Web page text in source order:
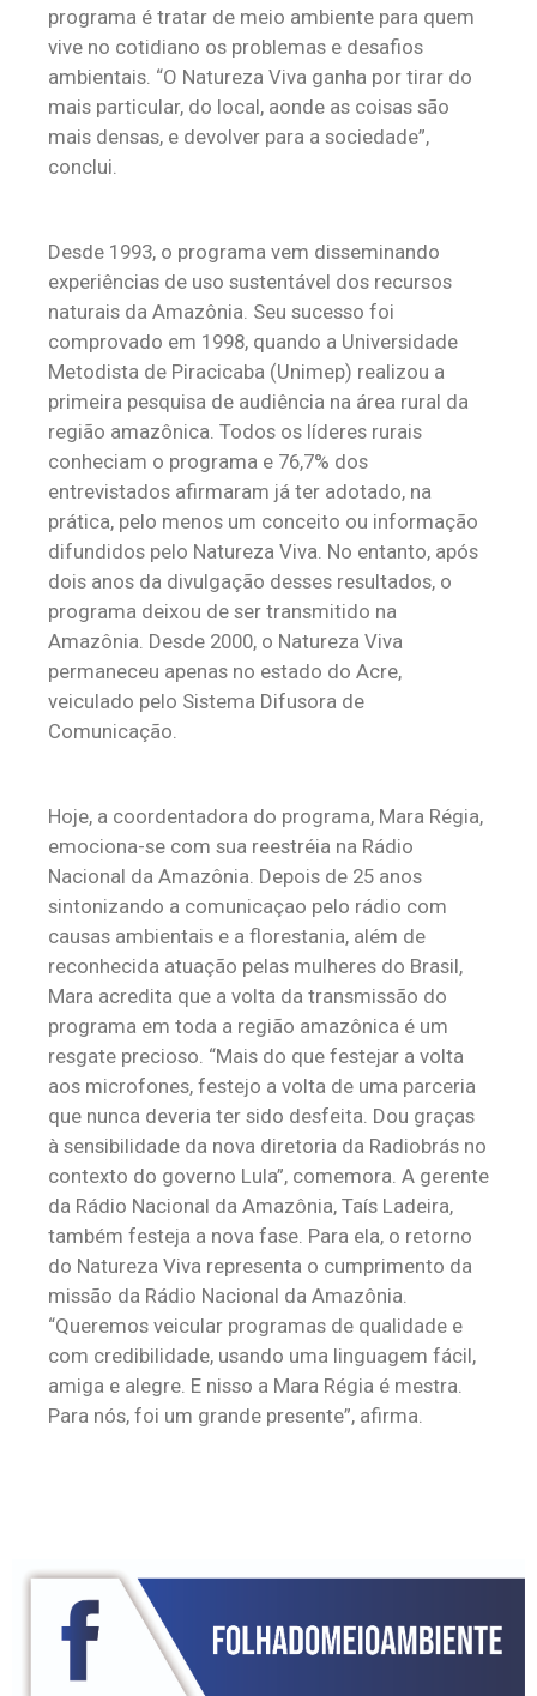
programa é tratar de meio ambiente para quem
vive no cotidiano os problemas e desafios
ambientais. “O Natureza Viva ganha por tirar do
mais particular, do local, aonde as coisas são
mais densas, e devolver para a sociedade”,
conclui.
Desde 1993, o programa vem disseminando
experiências de uso sustentável dos recursos
naturais da Amazônia. Seu sucesso foi
comprovado em 1998, quando a Universidade
Metodista de Piracicaba (Unimep) realizou a
primeira pesquisa de audiência na área rural da
região amazônica. Todos os líderes rurais
conheciam o programa e 76,7% dos
entrevistados afirmaram já ter adotado, na
prática, pelo menos um conceito ou informação
difundidos pelo Natureza Viva. No entanto, após
dois anos da divulgação desses resultados, o
programa deixou de ser transmitido na
Amazônia. Desde 2000, o Natureza Viva
permaneceu apenas no estado do Acre,
veiculado pelo Sistema Difusora de
Comunicação.
Hoje, a coordentadora do programa, Mara Régia,
emociona-se com sua reestréia na Rádio
Nacional da Amazônia. Depois de 25 anos
sintonizando a comunicaçao pelo rádio com
causas ambientais e a florestania, além de
reconhecida atuação pelas mulheres do Brasil,
Mara acredita que a volta da transmissão do
programa em toda a região amazônica é um
resgate precioso. “Mais do que festejar a volta
aos microfones, festejo a volta de uma parceria
que nunca deveria ter sido desfeita. Dou graças
à sensibilidade da nova diretoria da Radiobrás no
contexto do governo Lula”, comemora. A gerente
da Rádio Nacional da Amazônia, Taís Ladeira,
também festeja a nova fase. Para ela, o retorno
do Natureza Viva representa o cumprimento da
missão da Rádio Nacional da Amazônia.
“Queremos veicular programas de qualidade e
com credibilidade, usando uma linguagem fácil,
amiga e alegre. E nisso a Mara Régia é mestra.
Para nós, foi um grande presente”, afirma.